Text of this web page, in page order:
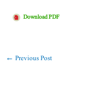
Download PDF
← Previous Post